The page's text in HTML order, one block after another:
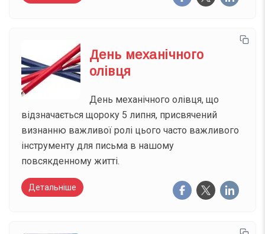
День механічного
олівця
День механічного олівця, що
відзначається щороку 5 липня, присвячений
визнанню важливої ролі цього часто важливого
інструменту для письма в нашому
повсякденному житті.
Детальніше